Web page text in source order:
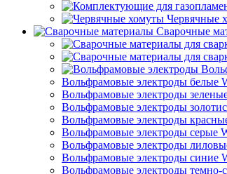
Червячные
Сварочные
Вольфрамовые электроды белые
Вольфрамовые электроды
Вольфрамовые электроды
Вольфрамовые электроды
Вольфрамовые электроды серые
Вольфрамовые электроды
Вольфрамовые электроды синие
Вольфрамовые электроды темно-